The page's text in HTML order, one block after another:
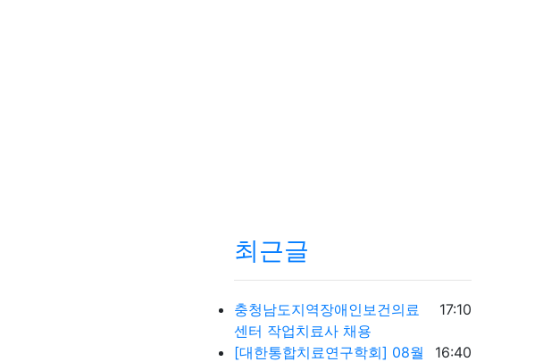
최근글
등록일
17:10
충청남도지역장애인보건의료
센터 작업치료사 채용
등록일
16:40
[대한통합치료연구학회] 08월